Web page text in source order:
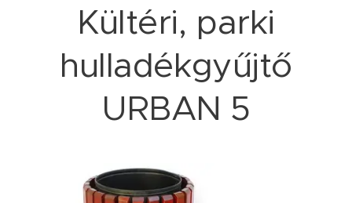
Kültéri, parki
hulladékgyűjtő
URBAN 5